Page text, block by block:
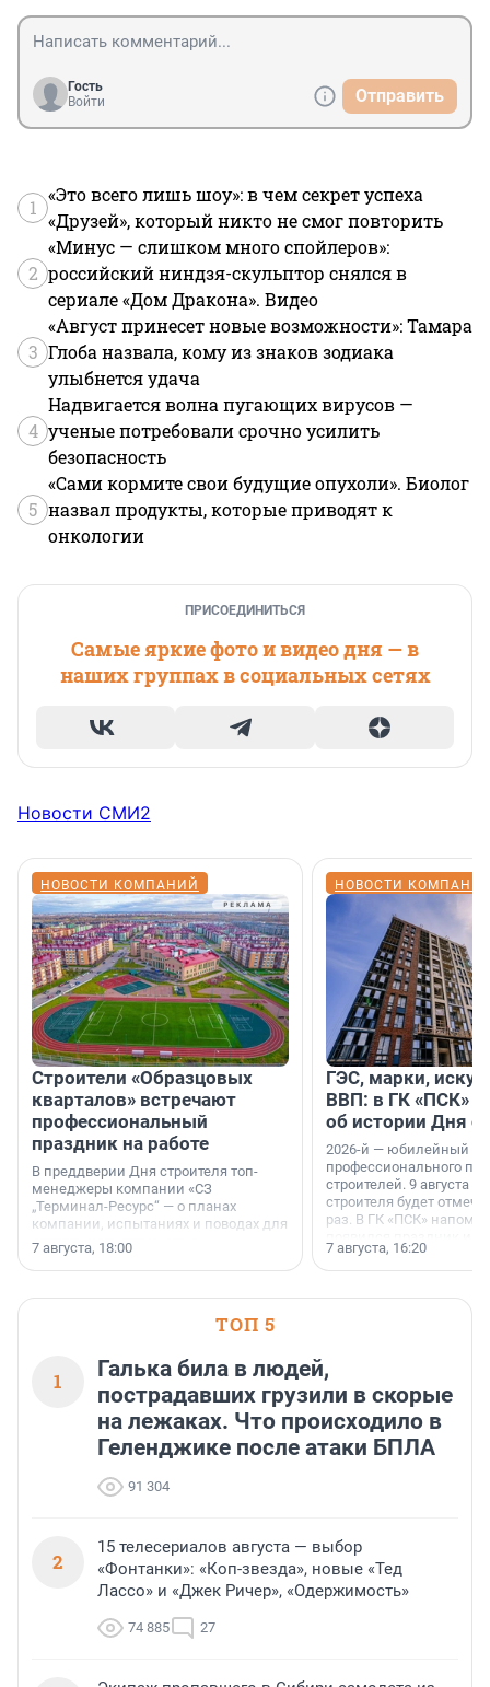
Гость
Войти
Отправить
1
«Это всего лишь шоу»: в чем секрет успеха
«Друзей», который никто не смог повторить
2
«Минус — слишком много спойлеров»:
российский ниндзя-скульптор снялся в
сериале «Дом Дракона». Видео
3
«Август принесет новые возможности»: Тамара
Глоба назвала, кому из знаков зодиака
улыбнется удача
4
Надвигается волна пугающих вирусов —
ученые потребовали срочно усилить
безопасность
5
«Сами кормите свои будущие опухоли». Биолог
назвал продукты, которые приводят к
онкологии
ПРИСОЕДИНИТЬСЯ
Самые яркие фото и видео дня — в
наших группах в социальных сетях
Новости СМИ2
НОВОСТИ КОМПАНИЙ
Строители «Образцовых
кварталов» встречают
профессиональный
праздник на работе
В преддверии Дня строителя топ-
менеджеры компании «СЗ
„Терминал-Ресурс“ — о планах
компании, испытаниях и поводах для
осторожного оптимизма.
7 августа, 18:00
НОВОСТИ
ГЭС, марки,
ВВП: в ГК «ПСК»
об истории Дня
2026-й — юбилейный
профессионального
строителей. 9 августа
строителя будет
раз. В ГК «ПСК»
поменялась роль
7 августа, 16:20
ТОП 5
1
Галька била в людей,
пострадавших грузили в скорые
на лежаках. Что происходило в
Геленджике после атаки БПЛА
91 304
2
15 телесериалов августа — выбор
«Фонтанки»: «Коп-звезда», новые «Тед
Лассо» и «Джек Ричер», «Одержимость»
74 885 27